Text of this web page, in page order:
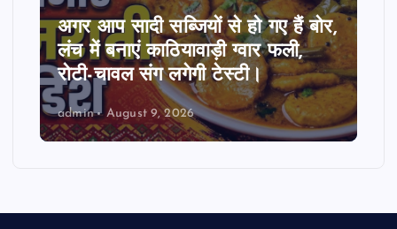
अगर आप सादी सब्जियों से हो गए हैं बोर,
लंच में बनाएं काठियावाड़ी ग्वार फली,
रोटी-चावल संग लगेगी टेस्टी।
admin August 9, 2026